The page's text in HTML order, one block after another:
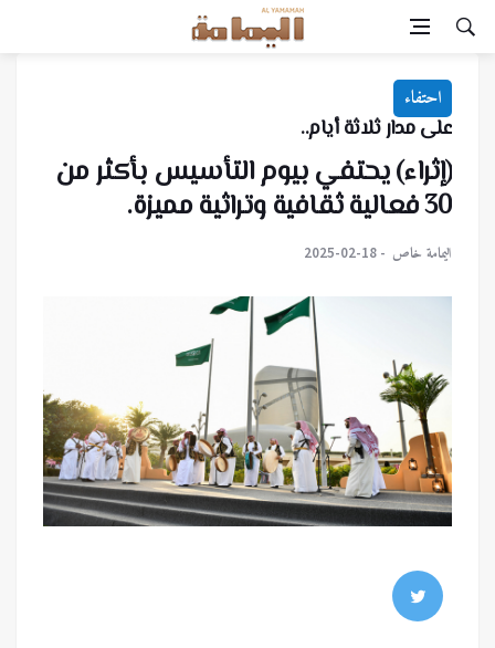
احتفاء
على مدار ثلاثة أيام..
(إثراء) يحتفي بيوم التأسيس بأكثر من
30 فعالية ثقافية وتراثية مميزة.
اليمامة خاص 2025-02-18